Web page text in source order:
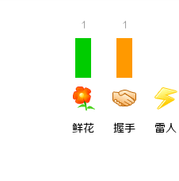
1
鲜花
1
握手 雷人